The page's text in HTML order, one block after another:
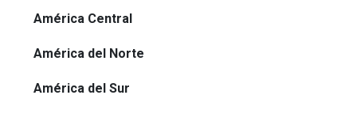
América Central
América del Norte
América del Sur